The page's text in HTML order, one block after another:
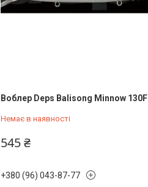
Воблер Deps Balisong Minnow 130F
Немає в наявності
545 ₴
+380 (96) 043-87-77